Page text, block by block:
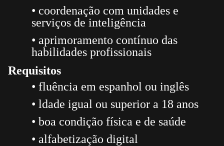
• coordenação com unidades e
serviços de inteligência
• aprimoramento contínuo das
habilidades profissionais
Requisitos
• fluência em espanhol ou inglês
• ldade igual ou superior a 18 anos
• boa condição física e de saúde
• alfabetização digital